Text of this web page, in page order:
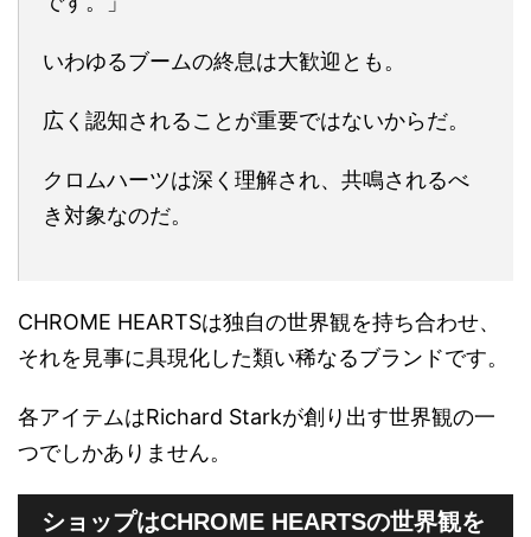
いわゆるブームの終息は大歓迎とも。
広く認知されることが重要ではないからだ。
クロムハーツは深く理解され、共鳴されるべ
き対象なのだ。
CHROME HEARTSは独自の世界観を持ち合わせ、
それを見事に具現化した類い稀なるブランドです。
各アイテムはRichard Starkが創り出す世界観の一
つでしかありません。
ショップはCHROME HEARTSの世界観を